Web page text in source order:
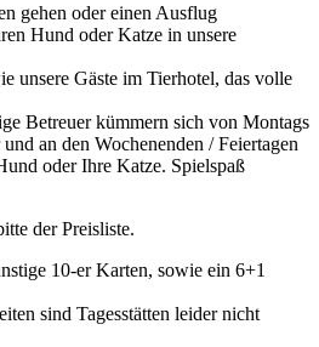
gehen oder einen Ausflug
Hund oder Katze in unsere
unsere Gäste im Tierhotel, das volle
Betreuer kümmern sich von Montags
an den Wochenenden / Feiertagen
oder Ihre Katze. Spielspaß
der Preisliste.
10-er Karten, sowie ein 6+1
sind Tagesstätten leider nicht